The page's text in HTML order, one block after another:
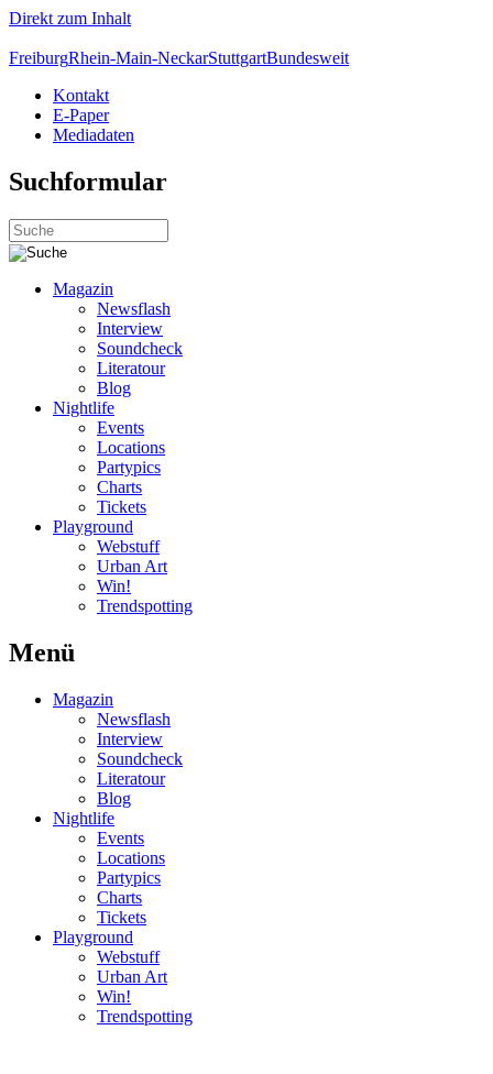
Direkt zum Inhalt
FreiburgRhein-Main-NeckarStuttgartBundesweit
Kontakt
E-Paper
Mediadaten
Suchformular
Magazin
Newsflash
Interview
Soundcheck
Literatour
Blog
Nightlife
Events
Locations
Partypics
Charts
Tickets
Playground
Webstuff
Urban Art
Win!
Trendspotting
Menü
Magazin
Newsflash
Interview
Soundcheck
Literatour
Blog
Nightlife
Events
Locations
Partypics
Charts
Tickets
Playground
Webstuff
Urban Art
Win!
Trendspotting